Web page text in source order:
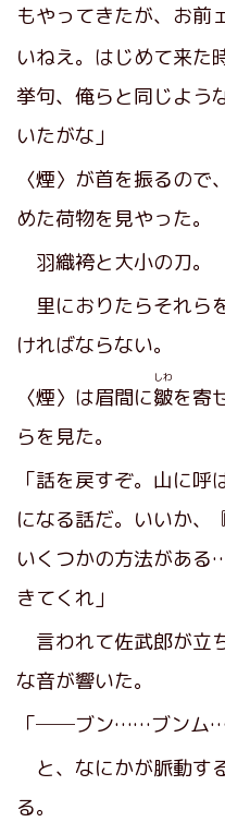
もやってきたが、お前
いねえ。はじめて来た
挙句、俺らと同じよう
いたがな」
〈煙〉が首を振るの
めた荷物を見やった。
羽織袴と大小の刀。
里におりたらそれら
ければならない。
〈煙〉は眉間に皺
しわ
を寄
らを見た。
「話を戻すぞ。山に
になる話だ。いいか、
いくつかの方法があ
きてくれ」
言われて佐武郎が立
な音が響いた。
「──ブン……ブン
と、なにかが脈動す
る。